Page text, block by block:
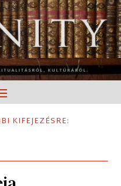
KIFEJEZÉSRE: